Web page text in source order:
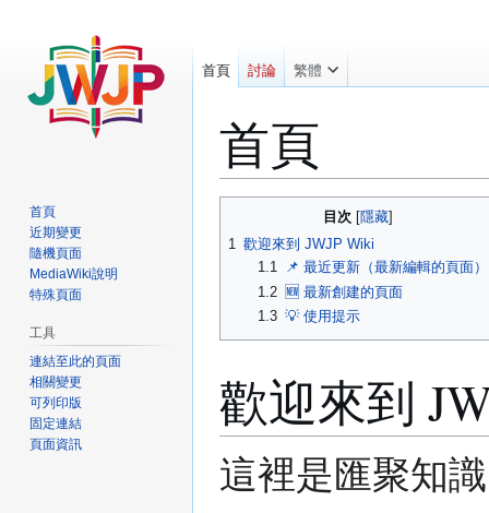
首頁
目次
1 歡迎來到 JWJP Wiki
1.1
📌 最近更新（最新編輯的頁面）
1.2
🆕 最新創建的頁面
1.3 💡 使用提示
歡迎來到
這裡是匯聚知
首頁 討論 繁體
首頁
近期變更
隨機頁面
MediaWiki說明
特殊頁面
工具
連結至此的頁面
相關變更
可列印版
固定連結
頁面資訊